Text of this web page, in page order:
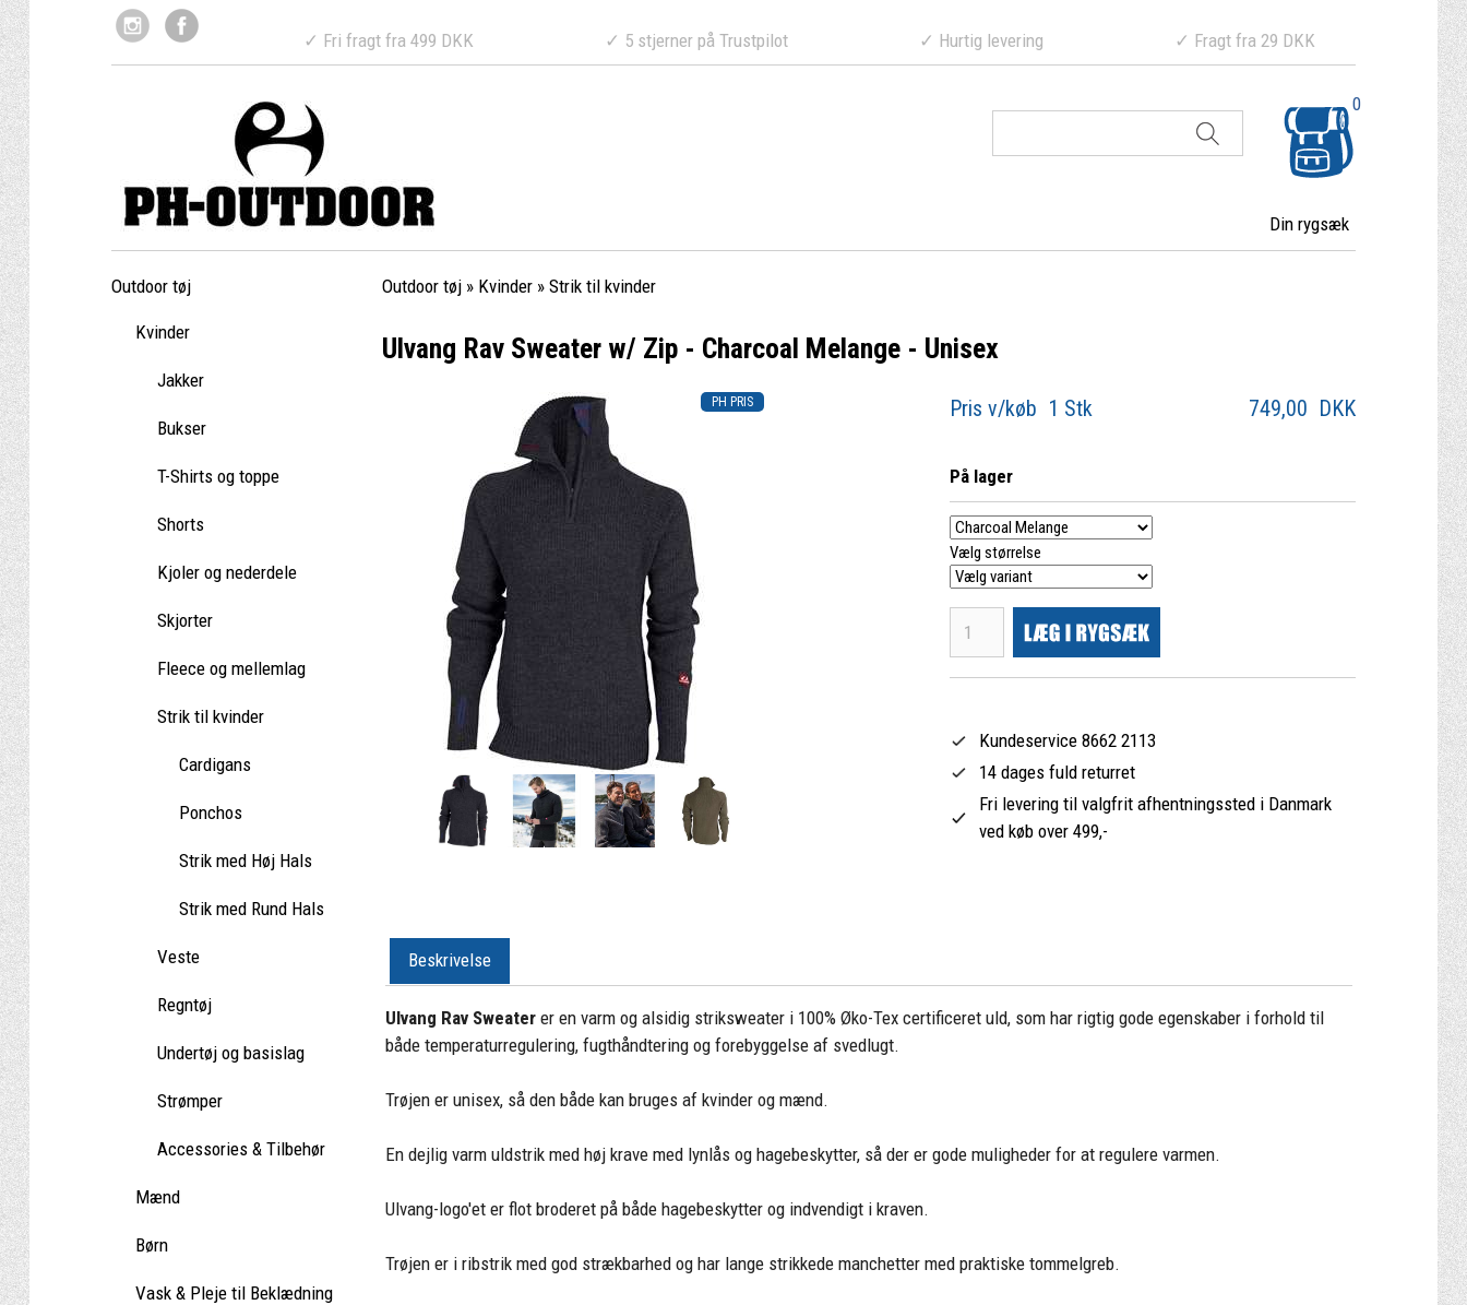
✓ Fri fragt fra 499 DKK ✓ 5 stjerner på Trustpilot ✓ Hurtig levering ✓ Fragt fra 29 DKK
Din rygsæk
0
Outdoor tøj
Kvinder
Jakker
Bukser
T-Shirts og toppe
Shorts
Kjoler og nederdele
Skjorter
Fleece og mellemlag
Strik til kvinder
Cardigans
Ponchos
Strik med Høj Hals
Strik med Rund Hals
Veste
Regntøj
Undertøj og basislag
Strømper
Accessories & Tilbehør
Mænd
Børn
Vask & Pleje til Beklædning
Outdoor tøj» Kvinder» Strik til kvinder
Ulvang Rav Sweater w/ Zip - Charcoal Melange - Unisex
Pris v/køb 1 Stk 749,00 DKK
På lager
Vælg størrelse
Kundeservice 8662 2113
14 dages fuld returret
Fri levering til valgfrit afhentningssted i Danmark
ved køb over 499,-
Beskrivelse
Ulvang Rav Sweater er en varm og alsidig striksweater i 100% Øko-Tex certificeret uld, som har rigtig gode egenskaber i forhold til
både temperaturregulering, fugthåndtering og forebyggelse af svedlugt.
Trøjen er unisex, så den både kan bruges af kvinder og mænd.
En dejlig varm uldstrik med høj krave med lynlås og hagebeskytter, så der er gode muligheder for at regulere varmen.
Ulvang-logo'et er flot broderet på både hagebeskytter og indvendigt i kraven.
Trøjen er i ribstrik med god strækbarhed og har lange strikkede manchetter med praktiske tommelgreb.